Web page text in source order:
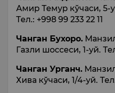
Амир Темур кўчаси, 5-
Тел.: +998 99 233 22 11
Чанган Бухоро.
Газли шоссеси, 1-уй.
Чанган Урганч.
Хива кўчаси, 1/4-уй.